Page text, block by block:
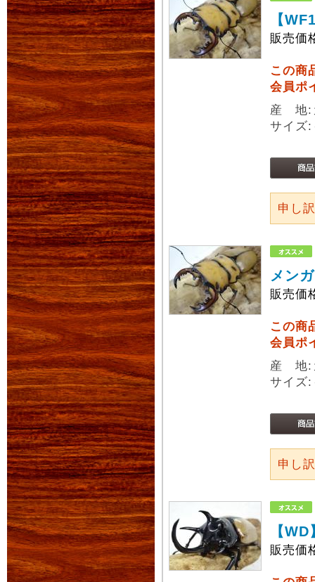
【
販売価
この商
会員ポ
産 地:
サイ
申し
メン
販売価
この商
会員ポ
産 地:
サイズ
申し
【
販売価